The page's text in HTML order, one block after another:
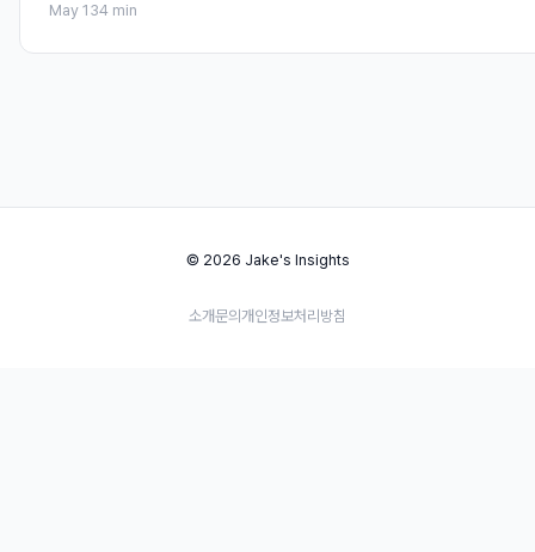
May 134 min
© 2026 Jake's Insights
소개문의 개인정보처리방침